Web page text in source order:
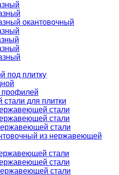
окантовочный
под плитку
профилей
для плитки
стали
стали
стали
из нержавеющей
стали
стали
стали